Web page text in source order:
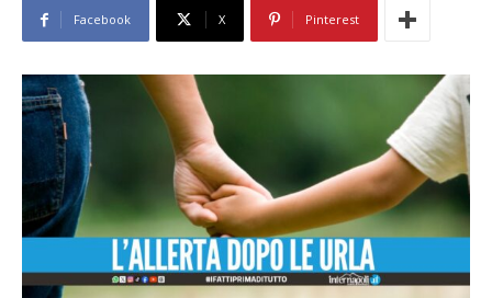
Facebook X Pinterest